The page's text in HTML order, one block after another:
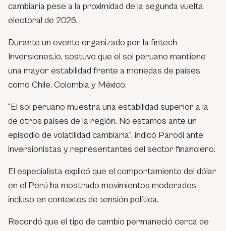
cambiaria pese a la proximidad de la segunda vuelta
electoral de 2026.
Durante un evento organizado por la fintech
Inversiones.io, sostuvo que el sol peruano mantiene
una mayor estabilidad frente a monedas de países
como Chile, Colombia y México.
“El sol peruano muestra una estabilidad superior a la
de otros países de la región. No estamos ante un
episodio de volatilidad cambiaria”, indicó Parodi ante
inversionistas y representantes del sector financiero.
El especialista explicó que el comportamiento del dólar
en el Perú ha mostrado movimientos moderados
incluso en contextos de tensión política.
Recordó que el tipo de cambio permaneció cerca de